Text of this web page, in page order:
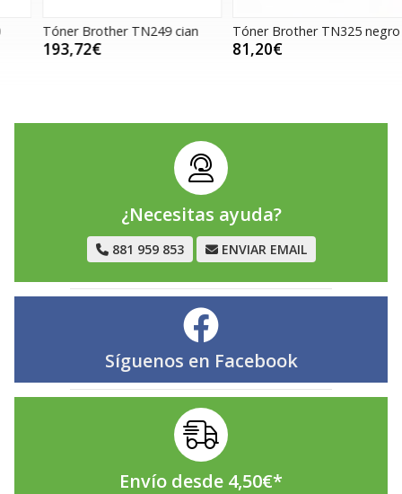
Tóner Brother TN249 cian
193,72€
Tóner Brother TN325 negro
81,20€
¿Necesitas ayuda?
881 959 853 ENVIAR EMAIL
Síguenos en Facebook
Envío desde 4,50€*